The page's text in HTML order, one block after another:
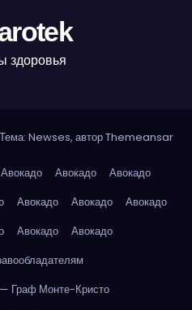
здоровья
Тема: Newses, авторThemeansar
Авокадо Авокадо
Авокадо
Авокадо Авокадо
Авокадо
Авокадо
Авокадо
Граф Монте-Кристо